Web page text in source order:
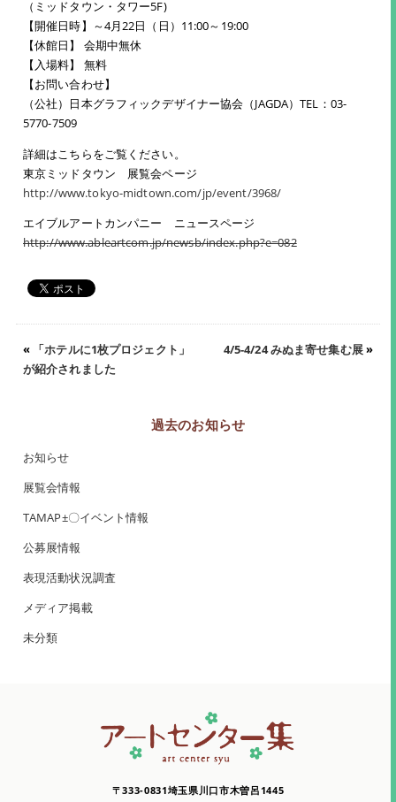
（ミッドタウン・タワー5F)
【開催日時】～4月22日（日）11:00～19:00
【休館日】 会期中無休
【入場料】 無料
【お問い合わせ】
（公社）日本グラフィックデザイナー協会（JAGDA）TEL：03-
5770-7509
詳細はこちらをご覧ください。
東京ミッドタウン 展覧会ページ
http://www.tokyo-midtown.com/jp/event/3968/
エイブルアートカンパニー ニュースページ
http://www.ableartcom.jp/newsb/index.php?e=082
« 「ホテルに1枚プロジェクト」
が紹介されました
4/5-4/24 みぬま寄せ集む展»
過去のお知らせ
お知らせ
展覧会情報
TAMAP±〇イベント情報
公募展情報
表現活動状況調査
メディア掲載
未分類
〒333-0831埼玉県川口市木曽呂1445